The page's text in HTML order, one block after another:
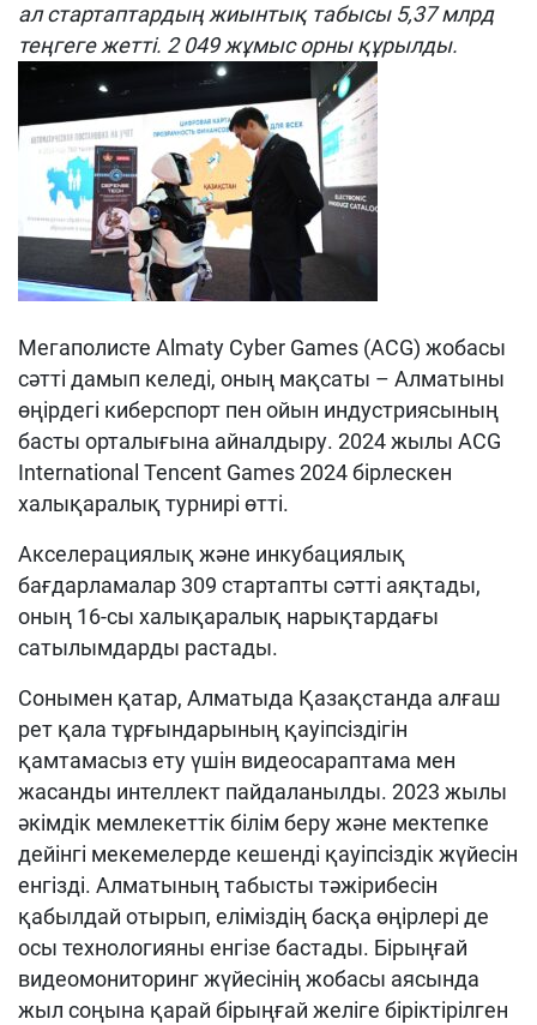
ал стартаптардың жиынтық табысы 5,37 млрд
теңгеге жетті. 2 049 жұмыс орны құрылды.
Мегаполисте Almaty Cyber Games (ACG) жобасы
сәтті дамып келеді, оның мақсаты – Алматыны
өңірдегі киберспорт пен ойын индустриясының
басты орталығына айналдыру. 2024 жылы ACG
International Tencent Games 2024 бірлескен
халықаралық турнирі өтті.
Акселерациялық және инкубациялық
бағдарламалар 309 стартапты сәтті аяқтады,
оның 16-сы халықаралық нарықтардағы
сатылымдарды растады.
Сонымен қатар, Алматыда Қазақстанда алғаш
рет қала тұрғындарының қауіпсіздігін
қамтамасыз ету үшін видеосараптама мен
жасанды интеллект пайдаланылды. 2023 жылы
әкімдік мемлекеттік білім беру және мектепке
дейінгі мекемелерде кешенді қауіпсіздік жүйесін
енгізді. Алматының табысты тәжірибесін
қабылдай отырып, еліміздің басқа өңірлері де
осы технологияны енгізе бастады. Бірыңғай
видеомониторинг жүйесінің жобасы аясында
жыл соңына қарай бірыңғай желіге біріктірілген